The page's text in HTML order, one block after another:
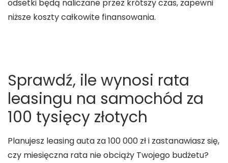
odsetki będą naliczane przez krótszy czas, zapewni
niższe koszty całkowite finansowania.
Sprawdź, ile wynosi rata
leasingu na samochód za
100 tysięcy złotych
Planujesz leasing auta za 100 000 zł i zastanawiasz się,
czy miesięczna rata nie obciąży Twojego budżetu?